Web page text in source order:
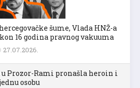
šume, Vlada HNŽ-a
16 godina pravnog vakuuma
27.07.2026.
Prozor-Rami pronašla heroin i
osobu